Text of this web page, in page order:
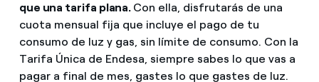
que una tarifa plana. Con ella, disfrutarás de una
cuota mensual fija que incluye el pago de tu
consumo de luz y gas, sin límite de consumo. Con la
Tarifa Única de Endesa, siempre sabes lo que vas a
pagar a final de mes, gastes lo que gastes de luz.